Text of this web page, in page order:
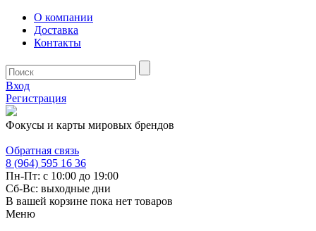
О компании
Доставка
Контакты
Вход
Регистрация
Фокусы и карты мировых брендов
Обратная связь
8 (964) 595 16 36
Пн-Пт: с 10:00 до 19:00
Сб-Вс: выходные дни
В вашей корзине пока нет товаров
Меню